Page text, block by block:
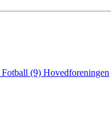
Fotball (9) Hovedforeningen